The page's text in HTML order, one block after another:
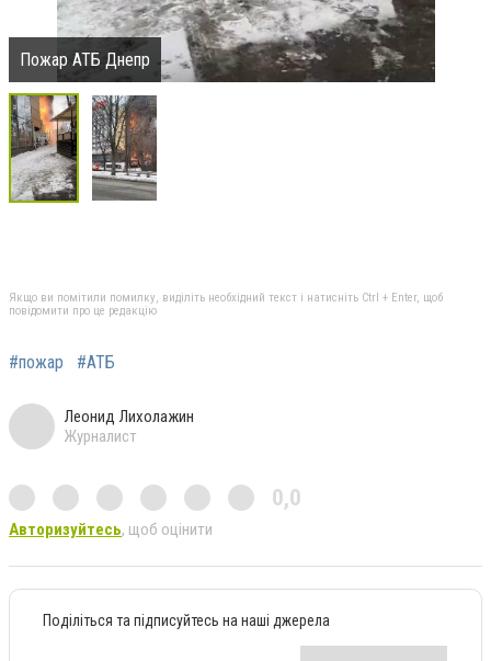
Пожар АТБ Днепр
Якщо ви помітили помилку, виділіть необхідний текст і натисніть Ctrl + Enter, щоб
повідомити про це редакцію
#пожар #АТБ
Леонид Лихолажин
Журналист
0,0
Авторизуйтесь, щоб оцінити
Поділіться та підписуйтесь на наші джерела